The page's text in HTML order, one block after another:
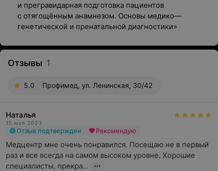
и прегравидарная подготовка пациентов
с отягощённым анамнезом. Основы медико—
генетической и пренатальной диагностики»
Отзывы 1
5.0 Профимед, ул. Ленинская, 30/42
Наталья
15 мая 2023
Отзыв подтвержден Рекомендую
Медцентр мне очень понравился. Посещаю не в первый
раз и все всегда на самом высоком уровне. Хорошие
специалисты, прекра...